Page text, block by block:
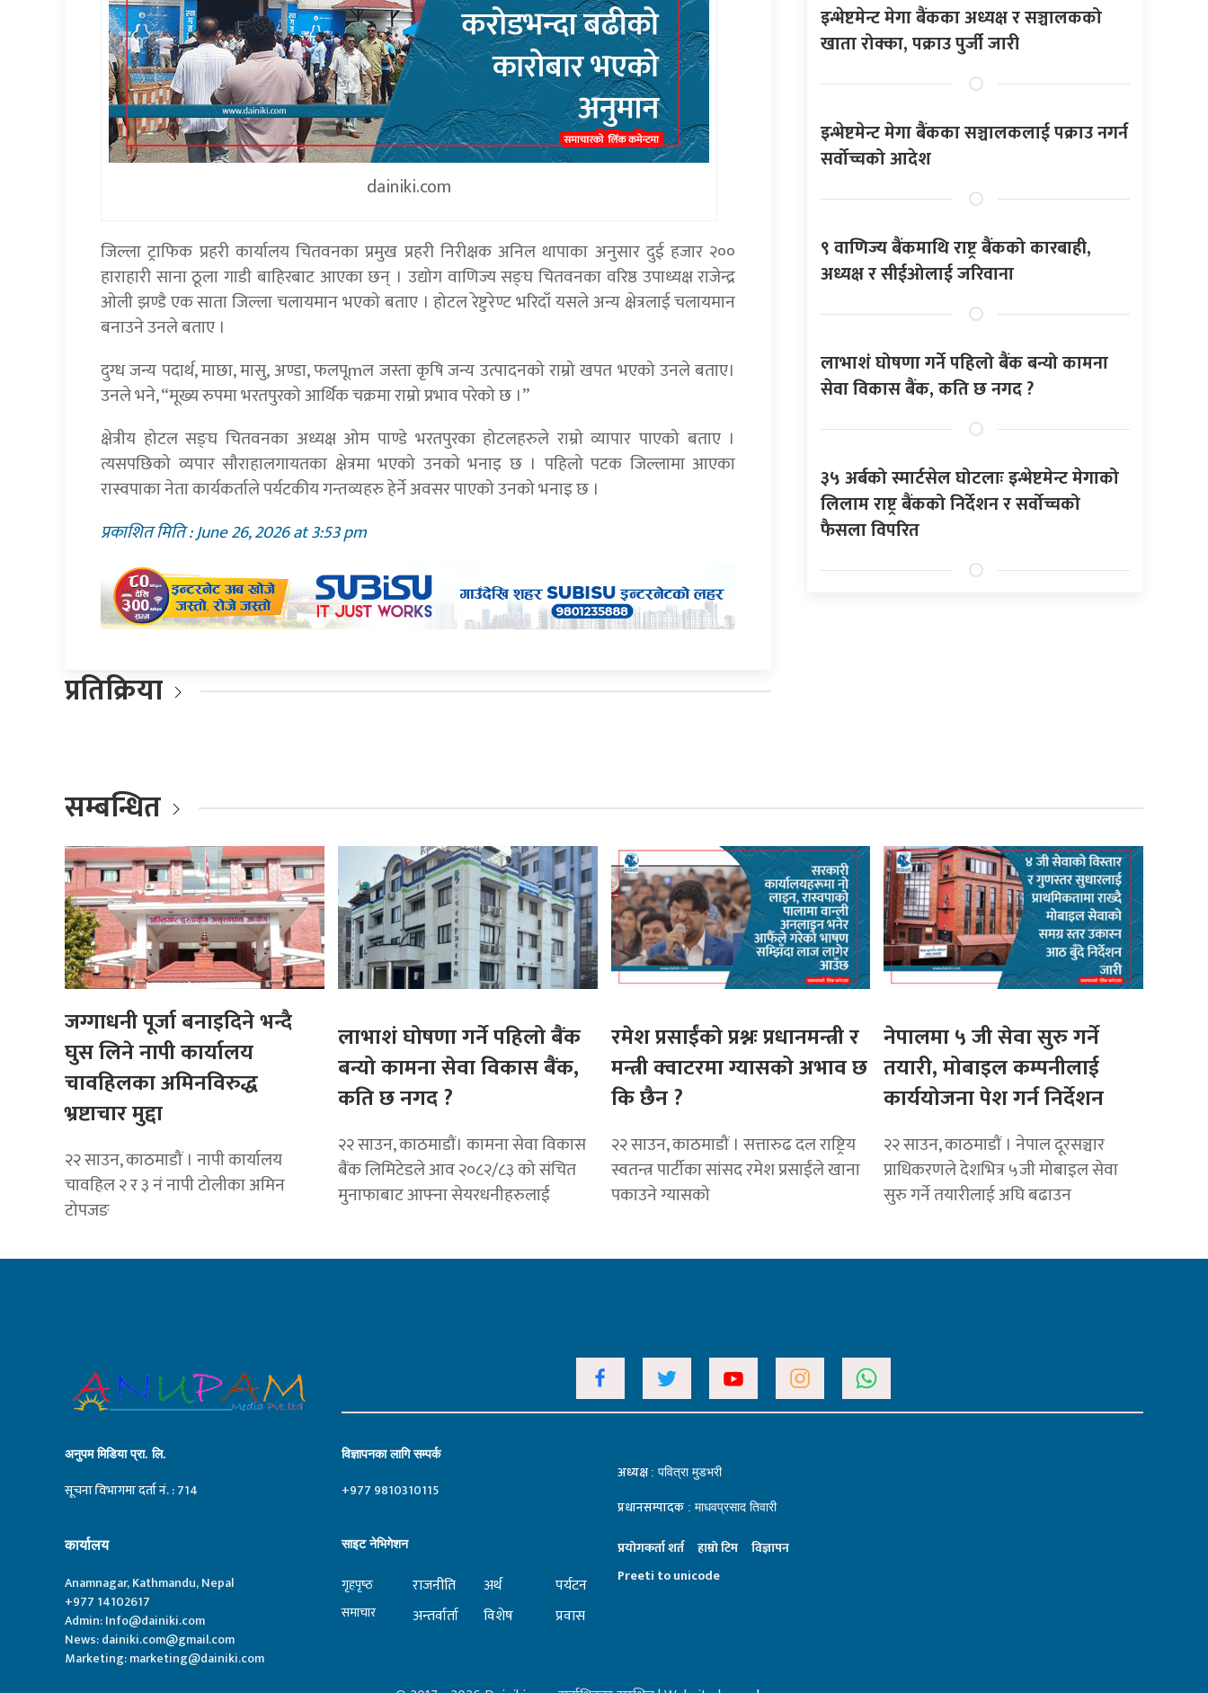
dainiki.com
जिल्ला ट्राफिक प्रहरी कार्यालय चितवनका प्रमुख प्रहरी निरीक्षक अनिल थापाका अनुसार दुई हजार २००
हाराहारी साना ठूला गाडी बाहिरबाट आएका छन् । उद्योग वाणिज्य सङ्घ चितवनका वरिष्ठ उपाध्यक्ष राजेन्द्र
ओली झण्डै एक साता जिल्ला चलायमान भएको बताए । होटल रेष्टुरेण्ट भरिदाँ यसले अन्य क्षेत्रलाई चलायमान
बनाउने उनले बताए ।
दुग्ध जन्य पदार्थ, माछा, मासु, अण्डा, फलपूmल जस्ता कृषि जन्य उत्पादनको राम्रो खपत भएको उनले बताए।
उनले भने, “मूख्य रुपमा भरतपुरको आर्थिक चक्रमा राम्रो प्रभाव परेको छ ।”
क्षेत्रीय होटल सङ्घ चितवनका अध्यक्ष ओम पाण्डे भरतपुरका होटलहरुले राम्रो व्यापार पाएको बताए ।
त्यसपछिको व्यपार सौराहालगायतका क्षेत्रमा भएको उनको भनाइ छ । पहिलो पटक जिल्लामा आएका
रास्वपाका नेता कार्यकर्ताले पर्यटकीय गन्तव्यहरु हेर्ने अवसर पाएको उनको भनाइ छ ।
प्रकाशित मिति : June 26, 2026 at 3:53 pm
प्रतिक्रिया
इन्भेष्टमेन्ट मेगा बैंकका अध्यक्ष र सञ्चालकको
खाता रोक्का, पक्राउ पुर्जी जारी
इन्भेष्टमेन्ट मेगा बैंकका सञ्चालकलाई पक्राउ नगर्न
सर्वोच्चको आदेश
९ वाणिज्य बैंकमाथि राष्ट्र बैंकको कारबाही,
अध्यक्ष र सीईओलाई जरिवाना
लाभाशं घोषणा गर्ने पहिलो बैंक बन्यो कामना
सेवा विकास बैंक, कति छ नगद ?
३५ अर्बको स्मार्टसेल घोटलाः इन्भेष्टमेन्ट मेगाको
लिलाम राष्ट्र बैंकको निर्देशन र सर्वोच्चको
फैसला विपरित
सम्बन्धित
जग्गाधनी पूर्जा बनाइदिने भन्दै
घुस लिने नापी कार्यालय
चावहिलका अमिनविरुद्ध
भ्रष्टाचार मुद्दा
२२ साउन, काठमाडौं । नापी कार्यालय
चावहिल २ र ३ नं नापी टोलीका अमिन
टोपजङ
लाभाशं घोषणा गर्ने पहिलो बैंक
बन्यो कामना सेवा विकास बैंक,
कति छ नगद ?
२२ साउन, काठमाडाैं। कामना सेवा विकास
बैंक लिमिटेडले आव २०८२/८३ को संचित
मुनाफाबाट आफ्ना सेयरधनीहरुलाई
रमेश प्रसाईंको प्रश्नः प्रधानमन्त्री र
मन्त्री क्वाटरमा ग्यासको अभाव छ
कि छैन ?
२२ साउन, काठमाडौं । सत्तारुढ दल राष्ट्रिय
स्वतन्त्र पार्टीका सांसद रमेश प्रसाईंले खाना
पकाउने ग्यासको
नेपालमा ५ जी सेवा सुरु गर्ने
तयारी, मोबाइल कम्पनीलाई
कार्ययोजना पेश गर्न निर्देशन
२२ साउन, काठमाडाैं । नेपाल दूरसञ्चार
प्राधिकरणले देशभित्र ५जी मोबाइल सेवा
सुरु गर्ने तयारीलाई अघि बढाउन
अनुपम मिडिया प्रा. लि.
सूचना विभागमा दर्ता नं. : 714
कार्यालय
Anamnagar, Kathmandu, Nepal
+977 14102617
Admin:Info@dainiki.com
News:dainiki.com@gmail.com
Marketing:marketing@dainiki.com
विज्ञापनका लागि सम्पर्क
+977 9810310115
साइट नेभिगेशन
गृहपृष्‍ठ
समाचार
राजनीति
अन्तर्वार्ता
अर्थ
विशेष
पर्यटन
प्रवास
अध्यक्ष : पवित्रा मुडभरी
प्रधानसम्पादक : माधवप्रसाद तिवारी
प्रयाेगकर्ता शर्त हाम्राे टिम
विज्ञापन
Preeti to unicode